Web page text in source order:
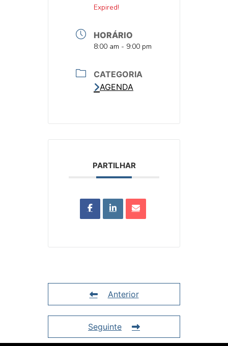
DATAExpired!
HORÁRIO
HORA
8:00 am - 9:00 pm
CATEGORIA
AGENDA
PARTILHAR
Anterior
Seguinte